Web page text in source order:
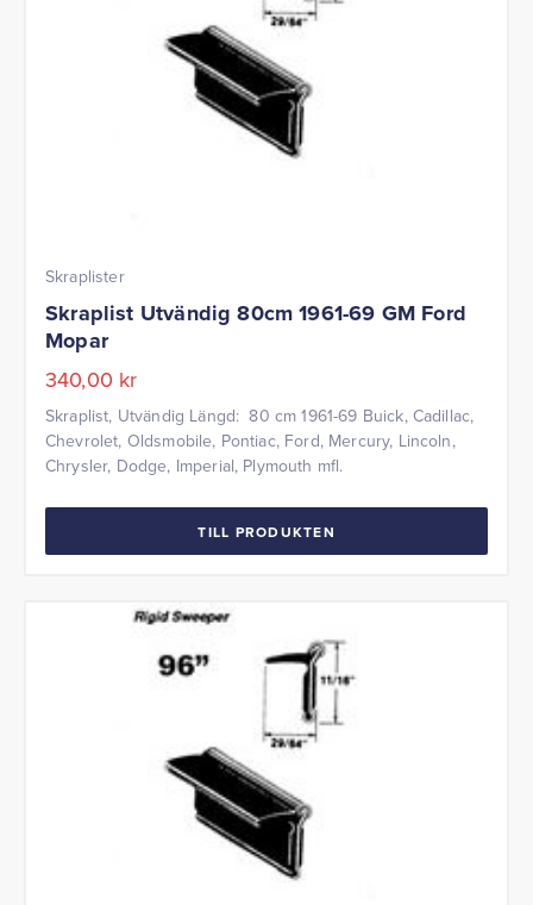
Skraplister
Skraplist Utvändig 80cm 1961-69 GM Ford
Mopar
340,00 kr
Skraplist, Utvändig Längd: 80 cm 1961-69 Buick, Cadillac,
Chevrolet, Oldsmobile, Pontiac, Ford, Mercury, Lincoln,
Chrysler, Dodge, Imperial, Plymouth mfl.
TILL PRODUKTEN